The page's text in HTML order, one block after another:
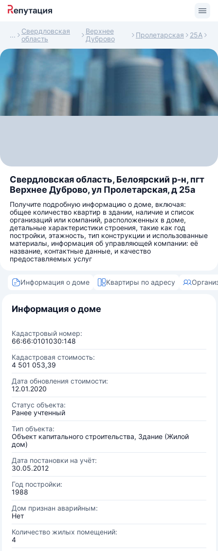
Свердловская
область
Верхнее
Дуброво
Пролетарская 25А
Свердловская область, Белоярский р-н, пгт
Верхнее Дуброво, ул Пролетарская, д 25а
Получите подробную информацию о доме, включая:
общее количество квартир в здании, наличие и список
организаций или компаний, расположенных в доме,
детальные характеристики строения, такие как год
постройки, этажность, тип конструкции и использованные
материалы, информация об управляющей компании: её
название, контактные данные, и качество
предоставляемых услуг
Информация о доме Квартиры по адресу
Информация о доме
Кадастровый номер:
66:66:0101030:148
Кадастровая стоимость:
4 501 053,39
Дата обновления стоимости:
12.01.2020
Статус объекта:
Ранее учтенный
Тип объекта:
Объект капитального строительства, Здание (Жилой
дом)
Дата постановки на учёт:
30.05.2012
Год постройки:
1988
Дом признан аварийным:
Нет
Количество жилых помещений:
4